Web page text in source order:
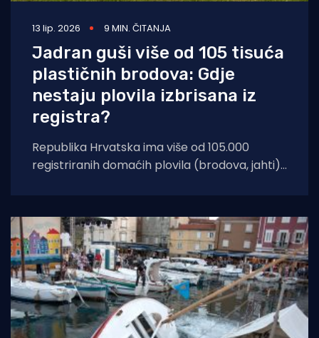
13 lip. 2026 9 MIN. ČITANJA
Jadran guši više od 105 tisuća
plastičnih brodova: Gdje
nestaju plovila izbrisana iz
registra?
Republika Hrvatska ima više od 105.000
registriranih domaćih plovila (brodova, jahti)